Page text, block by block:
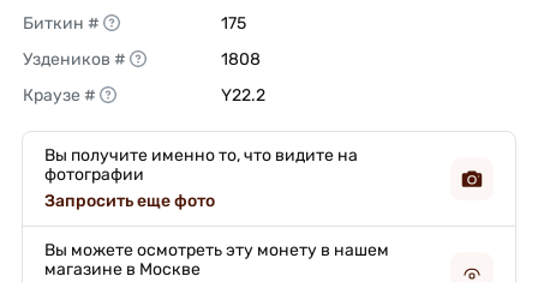
Биткин #
175
Уздеников #
1808
Краузе #
Y22.2
Вы получите именно то, что видите на
фотографии
Запросить еще фото
Вы можете осмотреть эту монету в нашем
магазине в Москве